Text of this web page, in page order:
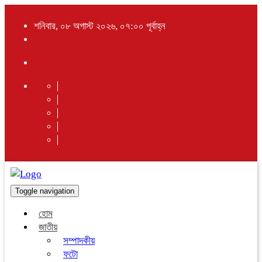
শনিবার, ০৮ অগাস্ট ২০২৬, ০৭:০০ পূর্বাহ্ন
Toggle navigation
হোম
জাতীয়
সম্পাদকীয়
ফটো